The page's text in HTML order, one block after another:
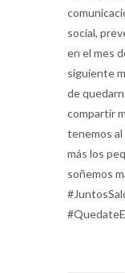
social,
en el mes
siguiente
de
compartir
tenemos al
más los
soñemos